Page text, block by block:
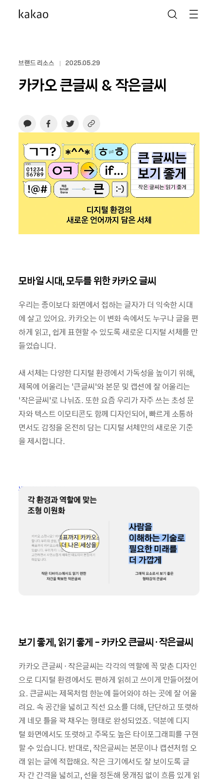
브랜드 리소스 2025.05.29
카카오 큰글씨 & 작은글씨
모바일 시대, 모두를 위한 카카오 글씨
우리는 종이보다 화면에서 접하는 글자가 더 익숙한 시대
에 살고 있어요. 카카오는 이 변화 속에서도 누구나 글을 편
하게 읽고, 쉽게 표현할 수 있도록 새로운 디지털 서체를 만
들었습니다.
새 서체는 다양한 디지털 환경에서 가독성을 높이기 위해,
제목에 어울리는 ‘큰글씨’와 본문 및 캡션에 잘 어울리는
‘작은글씨’로 나뉘죠. 또한 요즘 우리가 자주 쓰는 초성 문
자와 텍스트 이모티콘도 함께 디자인되어, 빠르게 소통하
면서도 감정을 온전히 담는 디지털 서체만의 새로운 기준
을 제시합니다.
이미지 새창 열림
보기 좋게, 읽기 좋게 - 카카오 큰글씨 · 작은글씨
카카오 큰글씨 · 작은글씨는 각각의 역할에 꼭 맞춘 디자인
으로 디지털 환경에서도 편하게 읽히고 쓰이게 만들어졌어
요. 큰글씨는 제목처럼 한눈에 들어와야 하는 곳에 잘 어울
려요. 속 공간을 넓히고 직선 요소를 더해, 단단하고 또렷하
게 네모 틀을 꽉 채우는 형태로 완성되었죠. 덕분에 디지
털 화면에서도 또렷하고 주목도 높은 타이포그래피를 구현
할 수 있습니다. 반대로, 작은글씨는 본문이나 캡션처럼 오
래 읽는 글에 적합해요. 작은 크기에서도 잘 보이도록 글
자 간 간격을 넓히고, 선을 정돈해 뭉개짐 없이 흐름 있게 읽